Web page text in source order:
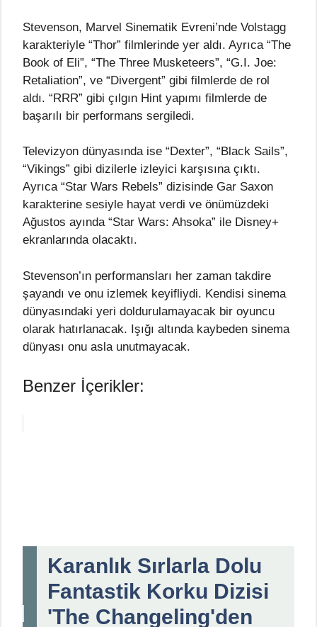
Stevenson, Marvel Sinematik Evreni’nde Volstagg
karakteriyle “Thor” filmlerinde yer aldı. Ayrıca “The
Book of Eli”, “The Three Musketeers”, “G.I. Joe:
Retaliation”, ve “Divergent” gibi filmlerde de rol
aldı. “RRR” gibi çılgın Hint yapımı filmlerde de
başarılı bir performans sergiledi.
Televizyon dünyasında ise “Dexter”, “Black Sails”,
“Vikings” gibi dizilerle izleyici karşısına çıktı.
Ayrıca “Star Wars Rebels” dizisinde Gar Saxon
karakterine sesiyle hayat verdi ve önümüzdeki
Ağustos ayında “Star Wars: Ahsoka” ile Disney+
ekranlarında olacaktı.
Stevenson’ın performansları her zaman takdire
şayandı ve onu izlemek keyifliydi. Kendisi sinema
dünyasındaki yeri doldurulamayacak bir oyuncu
olarak hatırlanacak. Işığı altında kaybeden sinema
dünyası onu asla unutmayacak.
Benzer İçerikler:
Karanlık Sırlarla Dolu
Fantastik Korku Dizisi
'The Changeling'den